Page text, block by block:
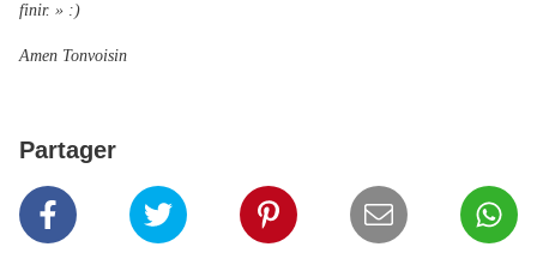
finir. » :)
Amen Tonvoisin
Partager